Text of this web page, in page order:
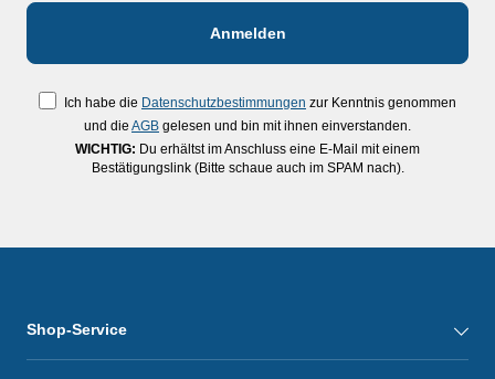
Ich habe die Datenschutzbestimmungen zur Kenntnis genommen
und die AGB gelesen und bin mit ihnen einverstanden.
WICHTIG: Du erhältst im Anschluss eine E-Mail mit einem
Bestätigungslink (Bitte schaue auch im SPAM nach).
Shop-Service